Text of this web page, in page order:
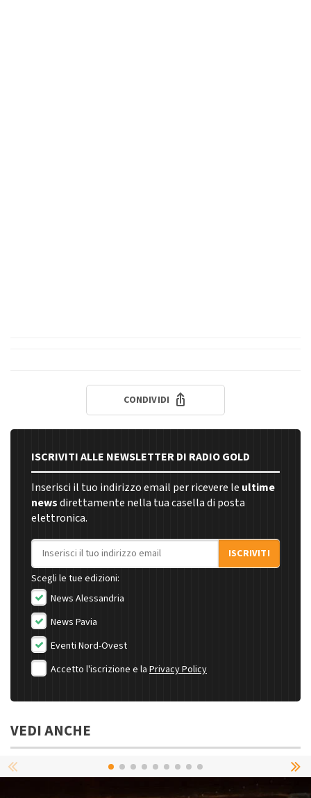
CONDIVIDI
ISCRIVITI ALLE NEWSLETTER DI RADIO GOLD
Inserisci il tuo indirizzo email per ricevere le ultime
newsdirettamente nella tua casella di posta
elettronica.
Indirizzo email
ISCRIVITI
Scegli le tue edizioni:
News Alessandria
News Pavia
Eventi Nord-Ovest
Accetto l'iscrizione e la Privacy Policy
VEDI ANCHE